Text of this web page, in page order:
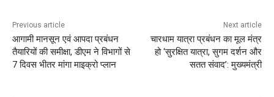
k
Previous article
आगामी मानसून एवं आपदा प्रबंधन
तैयारियों की समीक्षा, डीएम ने विभागों से
7 दिवस भीतर मांगा माइक्रो प्लान
Next article
चारधाम यात्रा प्रबंधन का मूल मंत्र
हो ‘सुरक्षित यात्रा, सुगम दर्शन और
सतत संवाद’: मुख्यमंत्री